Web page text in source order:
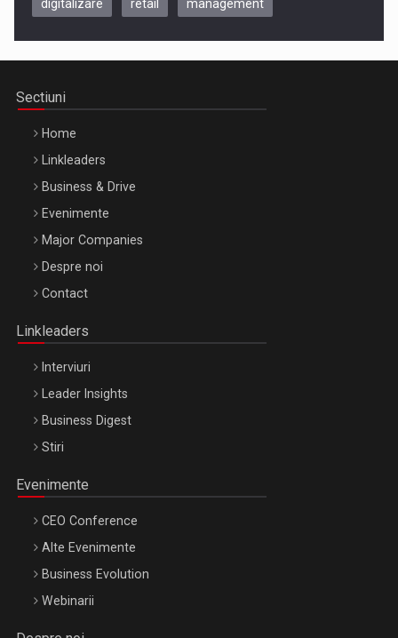
Be Inspired. Make it Happen!, CLUJ, 9 Decembrie
Be Inspired. Make it Happen!, ARTEMIS LETO, ORADEA, 8
Octombrie
digitalizare retail management
Sectiuni
Home
Linkleaders
Business & Drive
Evenimente
Major Companies
Despre noi
Contact
Linkleaders
Interviuri
Leader Insights
Business Digest
Stiri
Evenimente
CEO Conference
Alte Evenimente
Business Evolution
Webinarii